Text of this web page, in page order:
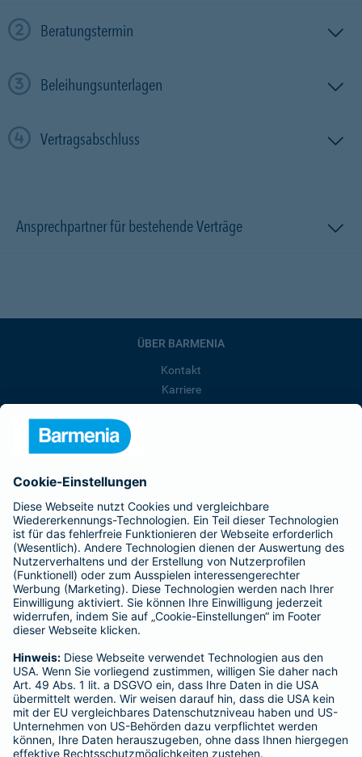
Beratungstermin
Beleihungsunterlagen
Vertragsabschluss
Ansprechpartner für bestehende Verträge
ÜBER BARMENIA
Kontakt
Karriere
Barmenia ist Teil der BarmeniaGothaer
BELIEBTE SEITEN
Kranken-Zusatzversicherung
Tierversicherungen
Haftpflichtversicherung
Hausratversicherung
Adresse ändern
Schaden melden
Kilometerstandsmeldung
Serviceübersicht